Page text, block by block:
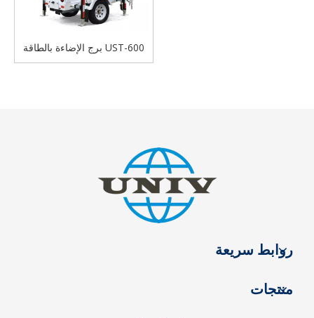
UST-600 برج الإضاءة بالطاقة
الشمسية المتنقل مولد الطاقة
روابط سريعة
منتجات